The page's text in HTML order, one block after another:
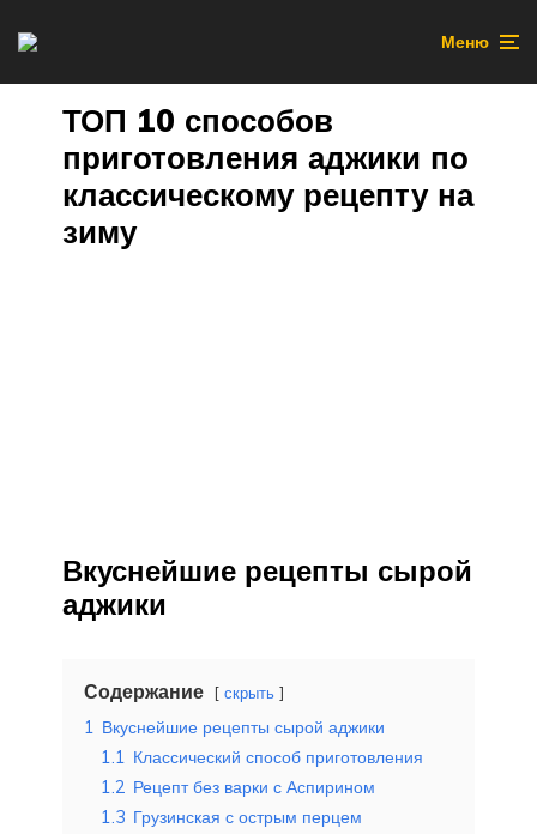
Меню
ТОП 10 способов
приготовления аджики по
классическому рецепту на
зиму
Вкуснейшие рецепты сырой
аджики
Содержание скрыть
1 Вкуснейшие рецепты сырой аджики
1.1 Классический способ приготовления
1.2 Рецепт без варки с Аспирином
1.3 Грузинская с острым перцем